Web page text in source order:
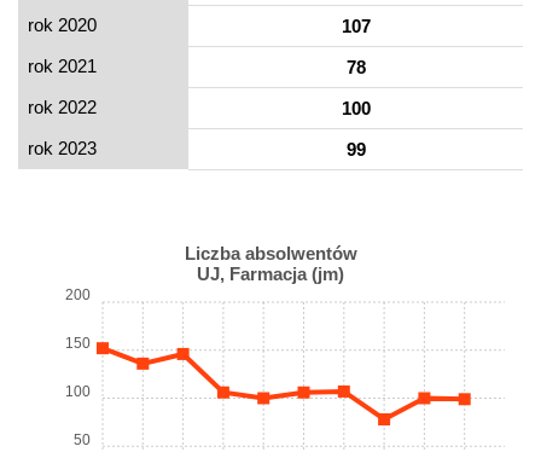
rok 2020
107
rok 2021
78
rok 2022
100
rok 2023
99
Liczba absolwentów
UJ, Farmacja (jm)
50
100
150
200